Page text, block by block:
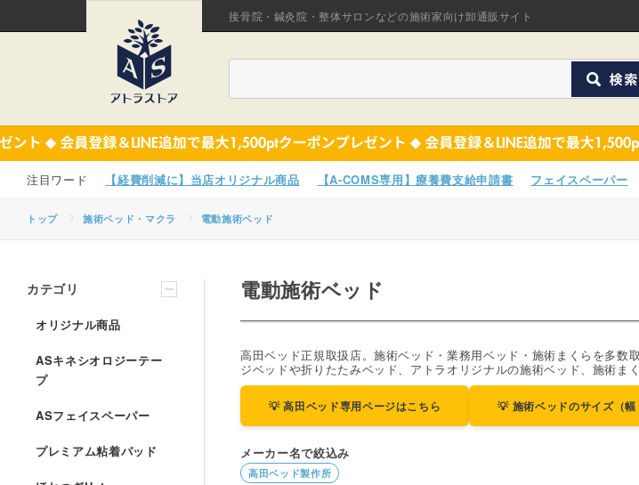
接骨院・鍼灸院・整体サロンなどの施術家向け卸通販サイト
【経費削減に】当店オリジナル商品 【A-COMS専用】療養費支給申請書 フェイスペーパー
トップ 施術ベッド・マクラ 電動施術ベッド
電動施術ベッド
高田ベッド正規取扱店。施術ベッド・業務用ベッド・施術まくらを多
ジベッドや折りたたみベッド、アトラオリジナルの施術ベッド、施術ま
💡 高田ベッド専用ページはこちら 💡 施術ベッドのサイズ（
メーカー名で絞込み
高田ベッド製作所
カテゴリ
オリジナル商品
ASキネシオロジーテー
プ
ASフェイスペーパー
プレミアム粘着パッド